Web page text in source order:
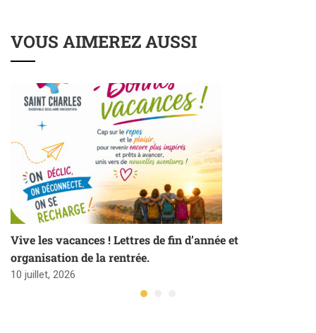
VOUS AIMEREZ AUSSI
Vive les vacances ! Lettres de fin d’année et
organisation de la rentrée.
10 juillet, 2026